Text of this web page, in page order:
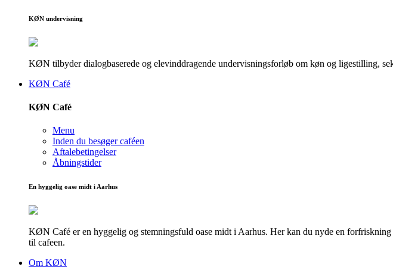
KØN undervisning
KØN tilbyder dialogbaserede og elevinddragende undervisningsforløb om køn og ligestilling,
KØN Café
KØN Café
Menu
Inden du besøger caféen
Aftalebetingelser
Åbningstider
En hyggelig oase midt i Aarhus
KØN Café er en hyggelig og stemningsfuld oase midt i Aarhus. Her kan du nyde en
til cafeen.
Om KØN